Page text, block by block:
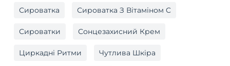
Сироватка Сироватка З Вітаміном C
Сироватки Сонцезахисний Крем
Циркадні Ритми Чутлива Шкіра